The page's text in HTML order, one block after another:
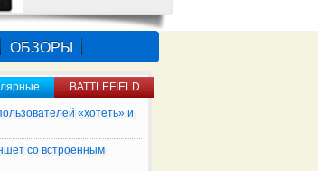
ОБЗОРЫ
BATTLEFIELD
«хотеть» и
со встроенным